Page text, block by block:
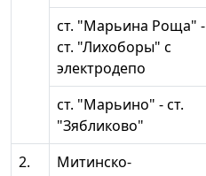
ст. "Марьина Роща" -
ст. "Лихоборы" с
электродепо
ст. "Марьино" - ст.
"Зябликово"
2.
Митинско-